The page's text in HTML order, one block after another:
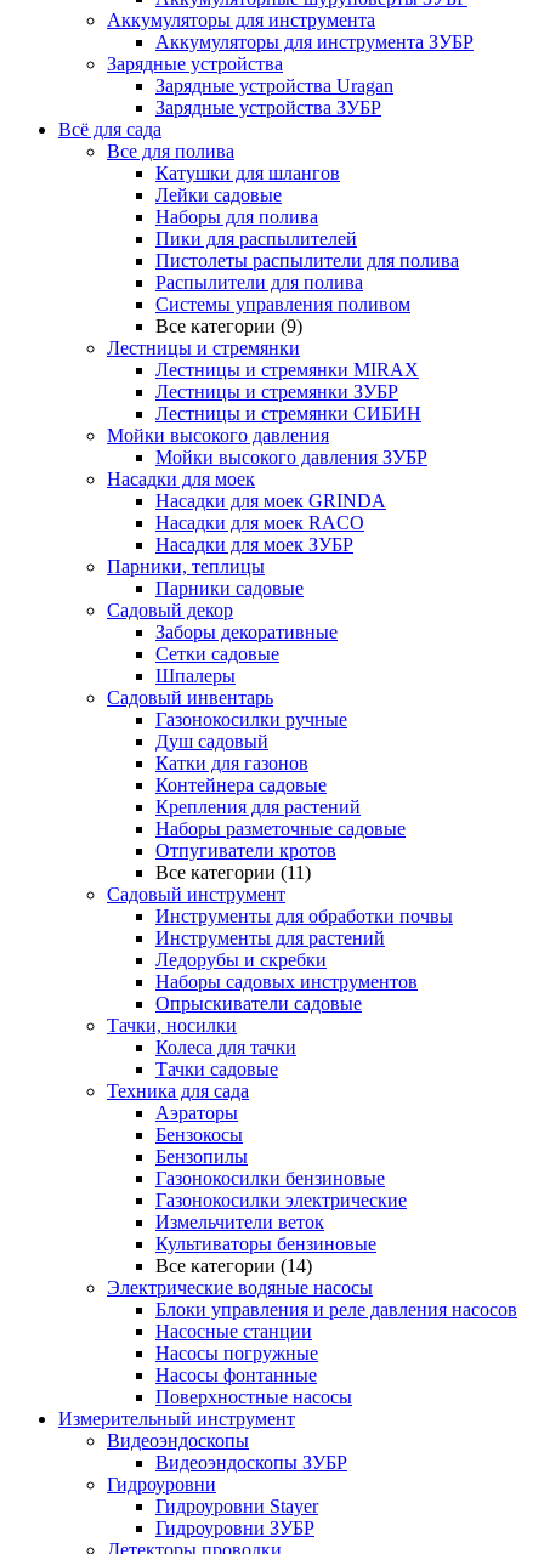
Аккумуляторы для инструмента
Аккумуляторы для инструмента ЗУБР
Зарядные устройства
Зарядные устройства Uragan
Зарядные устройства ЗУБР
Всё для сада
Все для полива
Катушки для шлангов
Лейки садовые
Наборы для полива
Пики для распылителей
Пистолеты распылители для полива
Распылители для полива
Системы управления поливом
Все категории (9)
Лестницы и стремянки
Лестницы и стремянки MIRAX
Лестницы и стремянки ЗУБР
Лестницы и стремянки СИБИН
Мойки высокого давления
Мойки высокого давления ЗУБР
Насадки для моек
Насадки для моек GRINDA
Насадки для моек RACO
Насадки для моек ЗУБР
Парники, теплицы
Парники садовые
Садовый декор
Заборы декоративные
Сетки садовые
Шпалеры
Садовый инвентарь
Газонокосилки ручные
Душ садовый
Катки для газонов
Контейнера садовые
Крепления для растений
Наборы разметочные садовые
Отпугиватели кротов
Все категории (11)
Садовый инструмент
Инструменты для обработки почвы
Инструменты для растений
Ледорубы и скребки
Наборы садовых инструментов
Опрыскиватели садовые
Тачки, носилки
Колеса для тачки
Тачки садовые
Техника для сада
Аэраторы
Бензокосы
Бензопилы
Газонокосилки бензиновые
Газонокосилки электрические
Измельчители веток
Культиваторы бензиновые
Все категории (14)
Электрические водяные насосы
Блоки управления и реле давления насосов
Насосные станции
Насосы погружные
Насосы фонтанные
Поверхностные насосы
Измерительный инструмент
Видеоэндоскопы
Видеоэндоскопы ЗУБР
Гидроуровни
Гидроуровни Stayer
Гидроуровни ЗУБР
Детекторы проводки